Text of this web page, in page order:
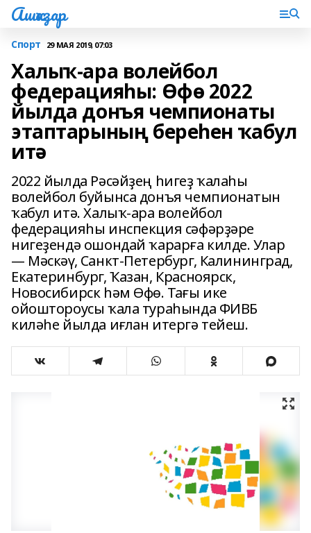
Ашҡаҙар
Спорт 29 МАЯ 2019, 07:03
Халыҡ-ара волейбол
федерацияһы: Өфө 2022
йылда донъя чемпионаты
этаптарының береһен ҡабул
итә
2022 йылда Рәсәйҙең һигеҙ ҡалаһы
волейбол буйынса донъя чемпионатын
ҡабул итә. Халыҡ-ара волейбол
федерацияһы инспекция сәфәрҙәре
нигеҙендә ошондай ҡарарға килде. Улар
— Мәскәү, Санкт-Петербург, Калининград,
Екатеринбург, Ҡазан, Красноярск,
Новосибирск һәм Өфө. Тағы ике
ойоштороусы ҡала тураһында ФИВБ
киләһе йылда иғлан итергә тейеш.